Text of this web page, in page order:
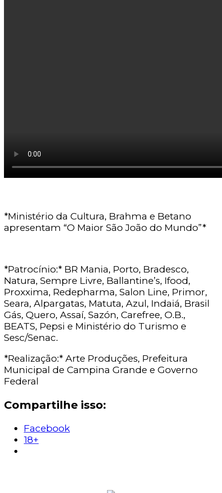
*Ministério da Cultura, Brahma e Betano
apresentam “O Maior São João do Mundo”*
*Patrocínio:* BR Mania, Porto, Bradesco,
Natura, Sempre Livre, Ballantine’s, Ifood,
Proxxima, Redepharma, Salon Line, Primor,
Seara, Alpargatas, Matuta, Azul, Indaiá, Brasil
Gás, Quero, Assaí, Sazón, Carefree, O.B.,
BEATS, Pepsi e Ministério do Turismo e
Sesc/Senac.
*Realização:* Arte Produções, Prefeitura
Municipal de Campina Grande e Governo
Federal
Compartilhe isso:
Facebook
18+